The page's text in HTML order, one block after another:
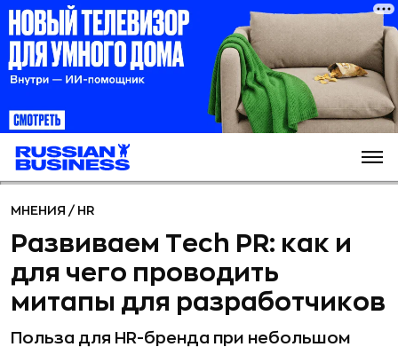
МНЕНИЯ / HR
Развиваем Tech PR: как и
для чего проводить
митапы для разработчиков
Польза для HR-бренда при небольшом